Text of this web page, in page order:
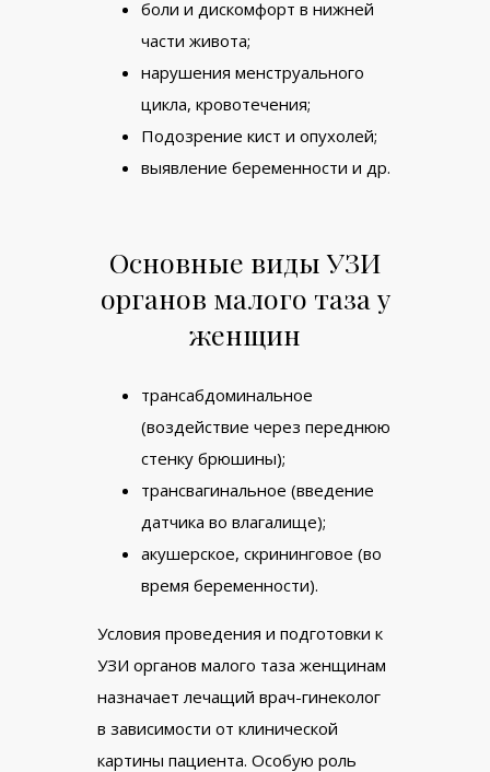
боли и дискомфорт в нижней
части живота;
нарушения менструального
цикла, кровотечения;
Подозрение кист и опухолей;
выявление беременности и др.
Основные виды УЗИ
органов малого таза у
женщин
трансабдоминальное
(воздействие через переднюю
стенку брюшины);
трансвагинальное (введение
датчика во влагалище);
акушерское, скрининговое (во
время беременности).
Условия проведения и подготовки к
УЗИ органов малого таза женщинам
назначает лечащий врач-гинеколог
в зависимости от клинической
картины пациента. Особую роль